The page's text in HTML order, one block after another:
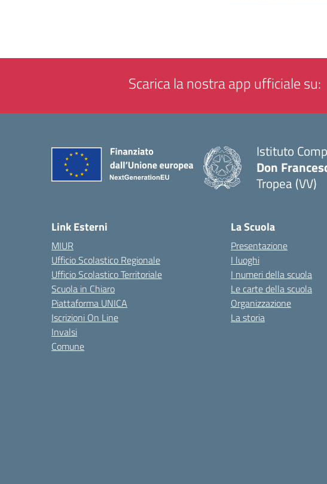
Scarica la nostra app ufficiale su:
Istituto
Don
Tropea (VV)
Link Esterni
MIUR
Ufficio Scolastico Regionale
Ufficio Scolastico Territoriale
Scuola in Chiaro
Piattaforma UNICA
Iscrizioni On Line
Invalsi
Comune
La Scuola
Presentazione
I luoghi
I numeri della scuola
Le carte della scuola
Organizzazione
La storia